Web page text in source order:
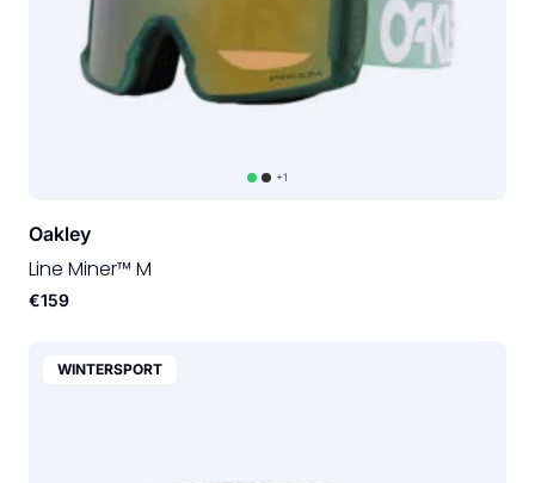
+1
Oakley
Line Miner™ M
€159
WINTERSPORT